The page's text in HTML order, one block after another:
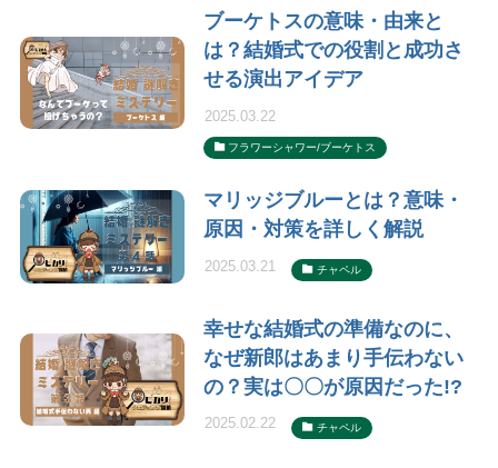
ブーケトスの意味・由来と
は？結婚式での役割と成功さ
せる演出アイデア
2025.03.22
フラワーシャワー/ブーケトス
マリッジブルーとは？意味・
原因・対策を詳しく解説
2025.03.21 チャペル
幸せな結婚式の準備なのに、
なぜ新郎はあまり手伝わない
の？実は〇〇が原因だった!?
2025.02.22 チャペル